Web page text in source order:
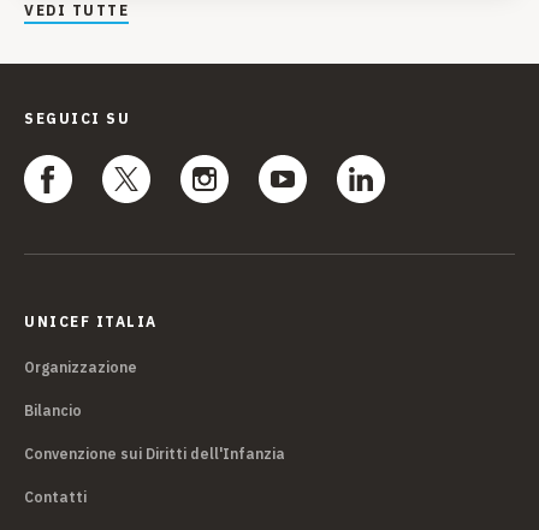
VEDI TUTTE
SEGUICI SU
UNICEF ITALIA
Organizzazione
Bilancio
Convenzione sui Diritti dell'Infanzia
Contatti